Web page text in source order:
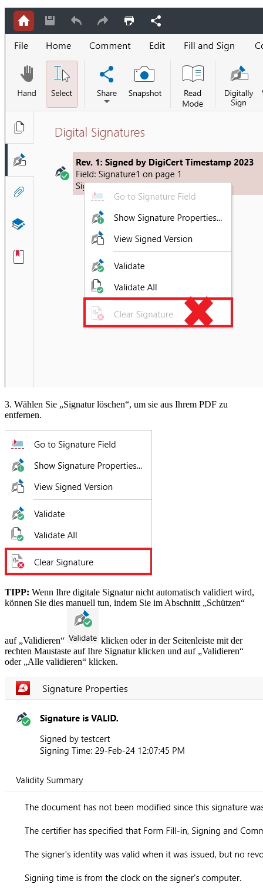
3. Wählen Sie „Signatur löschen“, um sie aus Ihrem PDF zu
entfernen.
TIPP: Wenn Ihre digitale Signatur nicht automatisch validiert wird,
können Sie dies manuell tun, indem Sie im Abschnitt „Schützen“
auf „Validieren“
klicken oder in der Seitenleiste mit der
rechten Maustaste auf Ihre Signatur klicken und auf „Validieren“
oder „Alle validieren“ klicken.